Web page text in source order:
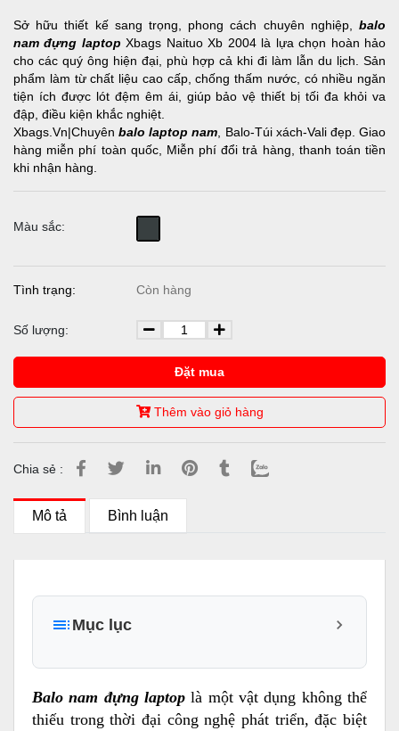
Sở hữu thiết kế sang trọng, phong cách chuyên nghiệp, balo
nam đựng laptop Xbags Naituo Xb 2004 là lựa chọn hoàn hảo
cho các quý ông hiện đại, phù hợp cả khi đi làm lẫn du lịch. Sản
phẩm làm từ chất liệu cao cấp, chống thấm nước, có nhiều ngăn
tiện ích được lót đệm êm ái, giúp bảo vệ thiết bị tối đa khỏi va
đập, điều kiện khắc nghiệt.
Xbags.Vn|Chuyênbalo laptop nam , Balo-Túi xách-Vali đẹp. Giao
hàng miễn phí toàn quốc, Miễn phí đổi trả hàng, thanh toán tiền
khi nhận hàng.
Màu sắc:
Tình trạng: Còn hàng
Số lượng:
Đặt mua
Thêm vào giỏ hàng
Chia sẻ :
Mô tả Bình luận
Mục lục
1. Đặc điểm và tính năng nổi bật của sản phẩm Balo
1.1 Thiết kế thông minh, đa năng và tiện lợi:
Balo nam đựng laptop là một vật dụng không thể
thiếu trong thời đại công nghệ phát triển, đặc biệt